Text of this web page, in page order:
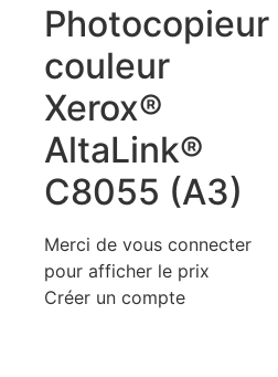
Photocopieur
couleur
Xerox®
AltaLink®
C8055 (A3)
Merci de vous connecter
pour afficher le prix
Créer un compte